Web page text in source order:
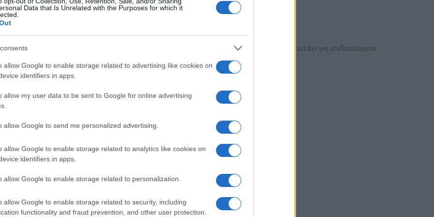
Data that Is Unrelated with the Purposes for which it
allow Google to enable storage related to advertising like cookies on
identifiers in apps.
allow my user data to be sent to Google for online advertising
allow Google to send me personalized advertising.
allow Google to enable storage related to analytics like cookies on
identifiers in apps.
allow Google to enable storage related to personalization.
allow Google to enable storage related to security, including
functionality and fraud prevention, and other user protection.
Το ρίξανε στο captagon για οικονομία καί να τι λένε τώρα,φτιάξτε κανά προγραμματάκι για επιδοτούμενα
0 Reply
22 Ιανουαρίου 2025 18:02
6 Reply
22 Ιανουαρίου 2025 18:22